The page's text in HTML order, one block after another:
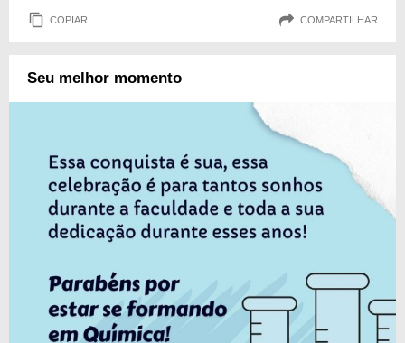
COPIAR COMPARTILHAR
Seu melhor momento